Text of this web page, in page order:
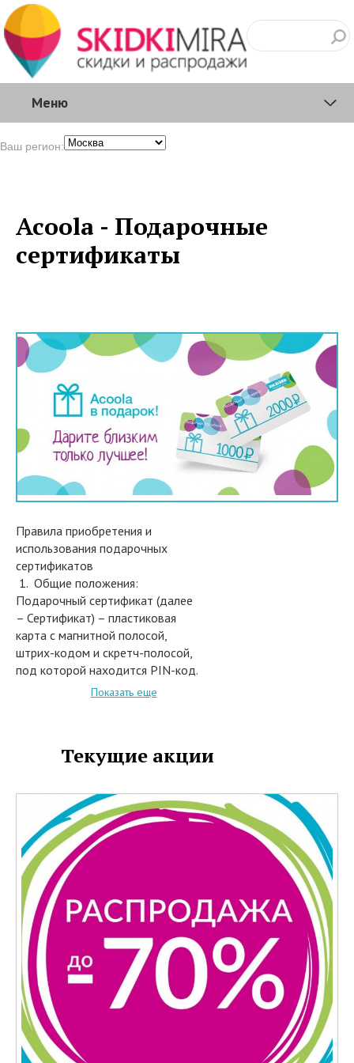
Меню
Ваш регион:
Acoola - Подарочные
сертификаты
Правила приобретения и
использования подарочных
сертификатов
1. Общие положения:
Подарочный сертификат (далее
– Сертификат) – пластиковая
карта с магнитной полосой,
штрих-кодом и скретч-полосой,
под которой находится PIN-код.
Магнитная полоса используется
баланса.
проверки баланса Сертификата.
Штрих-код и PIN-код
используются для оплаты товара
с помощью Сертификата.
Упаковка Сертификата (далее –
Открытка) представляет собой
складывающуюся открытку.
1.1. Фиксированный номинал
указан на лицевой стороне
Сертификата
Номиналы сертификатов Acoola:
500 рублей
1000 рублей
2000 рублей
3000 рублей
Показать еще
Текущие акции